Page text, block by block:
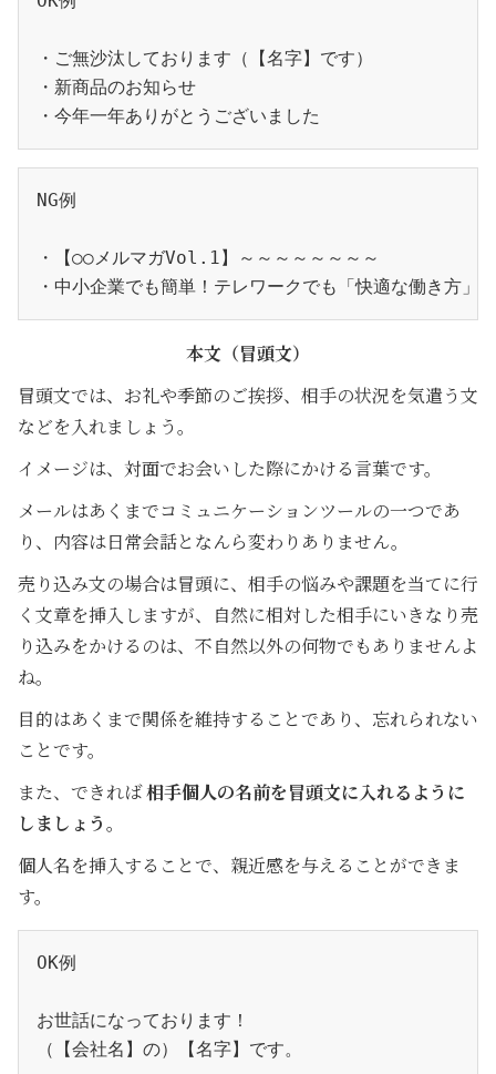
・ご無沙汰しております（【名字】です）
・新商品のお知らせ
・今年一年ありがとうございました
NG例
・【○○メルマガVol.1】～～～～～～～～
・中小企業でも簡単！テレワークでも「快適な働き方」
本文（冒頭文）
冒頭文では、お礼や季節のご挨拶、相手の状況を気遣う文
などを入れましょう。
イメージは、対面でお会いした際にかける言葉です。
メールはあくまでコミュニケーションツールの一つであ
り、内容は日常会話となんら変わりありません。
売り込み文の場合は冒頭に、相手の悩みや課題を当てに行
く文章を挿入しますが、自然に相対した相手にいきなり売
り込みをかけるのは、不自然以外の何物でもありませんよ
ね。
目的はあくまで関係を維持することであり、忘れられない
ことです。
また、できれば相手個人の名前を冒頭文に入れるように
しましょう。
個人名を挿入することで、親近感を与えることができま
す。
OK例
お世話になっております！
（【会社名】の）【名字】です。